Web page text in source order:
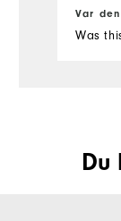
Var
Was
Du